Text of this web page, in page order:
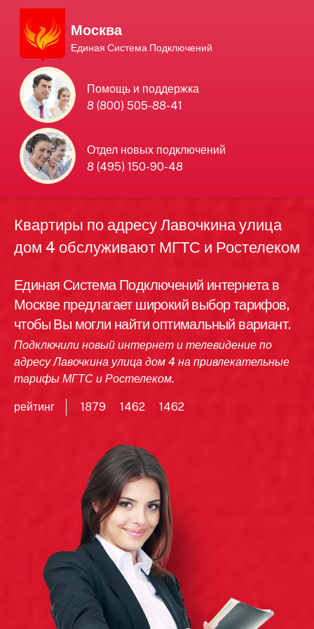
Москва
Единая Система Подключений
Помощь и поддержка
8 (800) 505-88-41
Отдел новых подключений
8 (495) 150-90-48
Единая Система
Подключений
нового интернета и
телевидения в Москве
Квартиры по адресу Лавочкина улица
дом 4 обслуживают МГТС и Ростелеком
Единая Система Подключений интернета в
Москве предлагает широкий выбор тарифов,
чтобы Вы могли найти оптимальный вариант.
Подключили новый интернет и телевидение по
адресу Лавочкина улица дом 4 на привлекательные
тарифы МГТС и Ростелеком.
рейтинг 1879 1462 1462